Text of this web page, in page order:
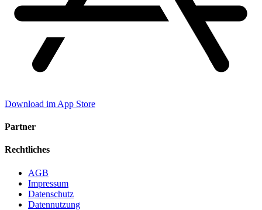
Download im App Store
Partner
Rechtliches
AGB
Impressum
Datenschutz
Datennutzung